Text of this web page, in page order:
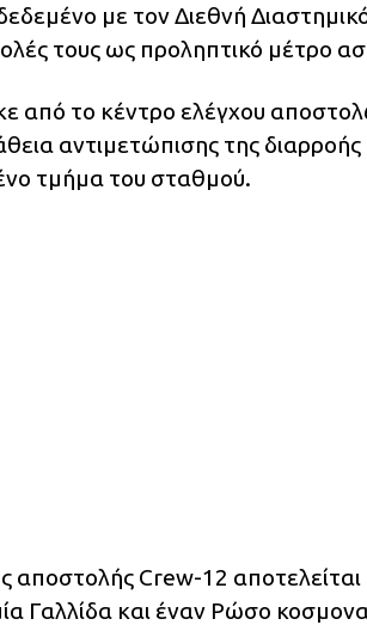
με τον Διεθνή
τους ως προληπτικό μέτρο
από το κέντρο ελέγχου
αντιμετώπισης της
τμήμα του σταθμού.
αποστολής Crew-12
Γαλλίδα και έναν Ρώσο